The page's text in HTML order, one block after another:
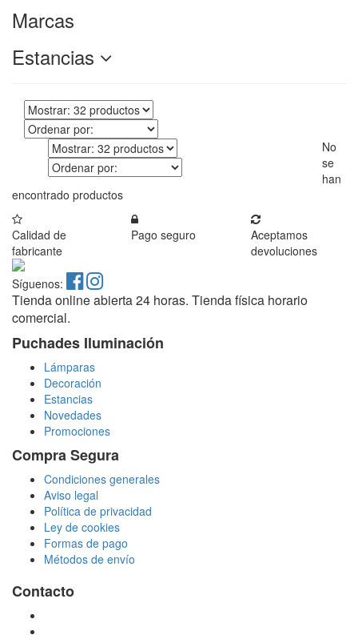
Marcas
Estancias
No
se
han
encontrado productos
Calidad de
fabricante
Pago seguro
Aceptamos
devoluciones
Síguenos:
Tienda online abierta 24 horas. Tienda física horario
comercial.
Puchades Iluminación
Lámparas
Decoración
Estancias
Novedades
Promociones
Compra Segura
Condiciones generales
Aviso legal
Política de privacidad
Ley de cookies
Formas de pago
Métodos de envío
Contacto